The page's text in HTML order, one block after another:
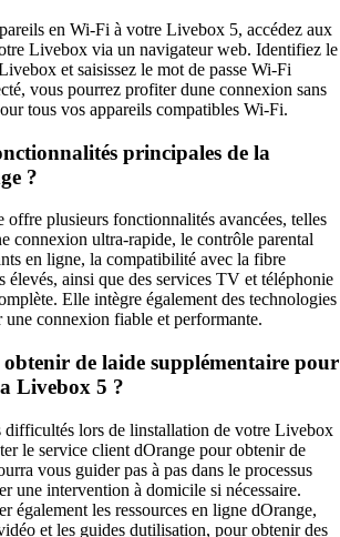
en Wi-Fi à votre Livebox 5, accédez aux
Livebox via un navigateur web. Identifiez le
et saisissez le mot de passe Wi-Fi
vous pourrez profiter dune connexion sans
tous vos appareils compatibles Wi-Fi.
principales de la
?
plusieurs fonctionnalités avancées, telles
connexion ultra-rapide, le contrôle parental
en ligne, la compatibilité avec la fibre
élevés, ainsi que des services TV et téléphonie
Elle intègre également des technologies
connexion fiable et performante.
de laide supplémentaire pour
Livebox 5 ?
difficultés lors de linstallation de votre Livebox
le service client dOrange pour obtenir de
vous guider pas à pas dans le processus
une intervention à domicile si nécessaire.
également les ressources en ligne dOrange,
et les guides dutilisation, pour obtenir des